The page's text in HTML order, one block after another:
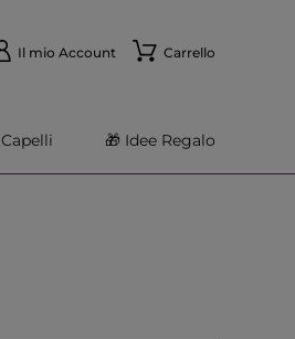
Il mio Account Carrello
Capelli 🎁 Idee Regalo